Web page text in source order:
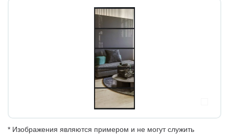
* Изображения являются примером и не могут служить